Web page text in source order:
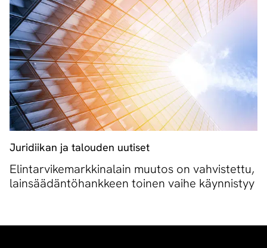
Juridiikan ja talouden uutiset
Elintarvikemarkkinalain muutos on vahvistettu,
lainsäädäntöhankkeen toinen vaihe käynnistyy